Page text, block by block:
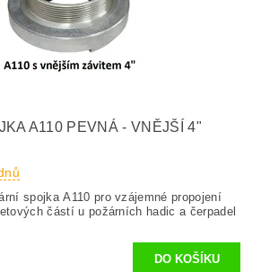
A110 PEVNÁ - VNĚJŠÍ 4"
spojka A110 pro vzájemné propojení
částí u požárních hadic a čerpadel